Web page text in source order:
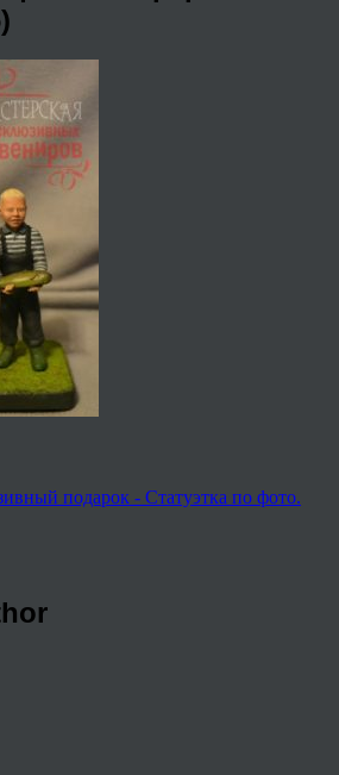
подарок - Статуэтка по фото.